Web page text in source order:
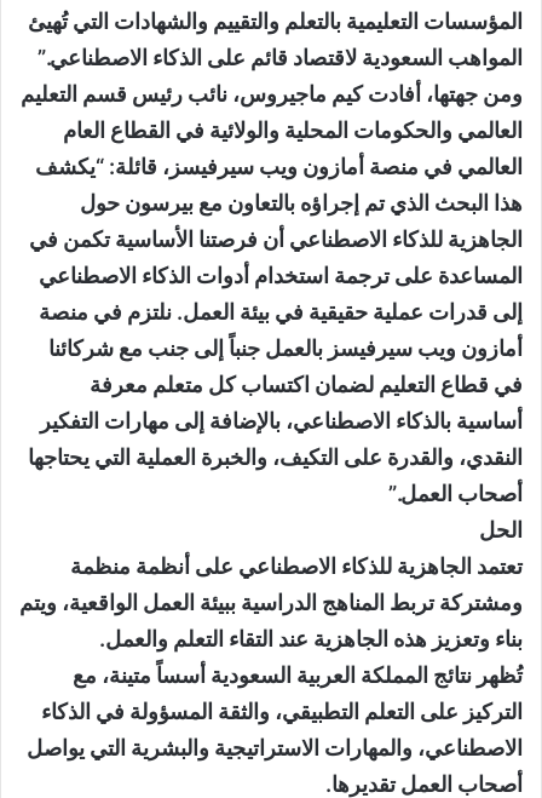
المؤسسات التعليمية بالتعلم والتقييم والشهادات التي تُهيئ
المواهب السعودية لاقتصاد قائم على الذكاء الاصطناعي.”
ومن جهتها، أفادت كيم ماجيروس، نائب رئيس قسم التعليم
العالمي والحكومات المحلية والولائية في القطاع العام
العالمي في منصة أمازون ويب سيرفيسز، قائلة: “يكشف
هذا البحث الذي تم إجراؤه بالتعاون مع بيرسون حول
الجاهزية للذكاء الاصطناعي أن فرصتنا الأساسية تكمن في
المساعدة على ترجمة استخدام أدوات الذكاء الاصطناعي
إلى قدرات عملية حقيقية في بيئة العمل. نلتزم في منصة
أمازون ويب سيرفيسز بالعمل جنباً إلى جنب مع شركائنا
في قطاع التعليم لضمان اكتساب كل متعلم معرفة
أساسية بالذكاء الاصطناعي، بالإضافة إلى مهارات التفكير
النقدي، والقدرة على التكيف، والخبرة العملية التي يحتاجها
أصحاب العمل.”
الحل
تعتمد الجاهزية للذكاء الاصطناعي على أنظمة منظمة
ومشتركة تربط المناهج الدراسية ببيئة العمل الواقعية، ويتم
بناء وتعزيز هذه الجاهزية عند التقاء التعلم والعمل.
تُظهر نتائج المملكة العربية السعودية أسساً متينة، مع
التركيز على التعلم التطبيقي، والثقة المسؤولة في الذكاء
الاصطناعي، والمهارات الاستراتيجية والبشرية التي يواصل
أصحاب العمل تقديرها.